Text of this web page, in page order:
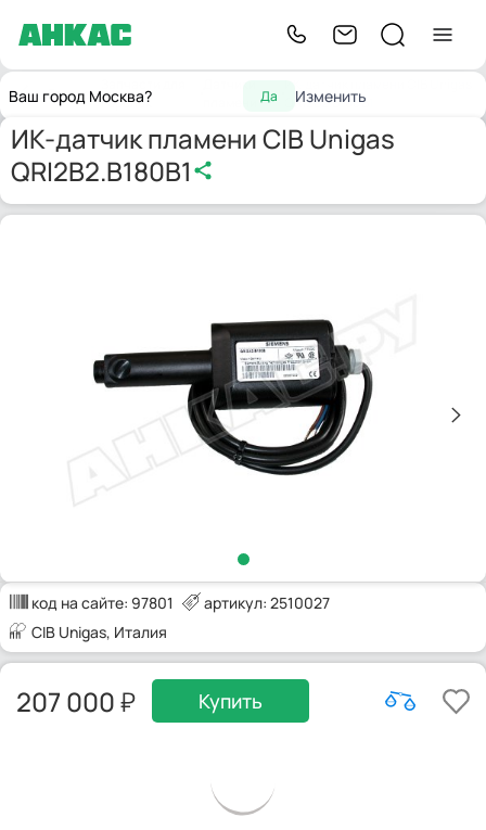
Ваш город Москва? Да Изменить
Главнаягорелок
QRI2B2.B180B1
ИК-датчик пламени CIB Unigas
QRI2B2.B180B1
код на сайте: 97801
артикул: 2510027
CIB Unigas, Италия
207 000 Купить